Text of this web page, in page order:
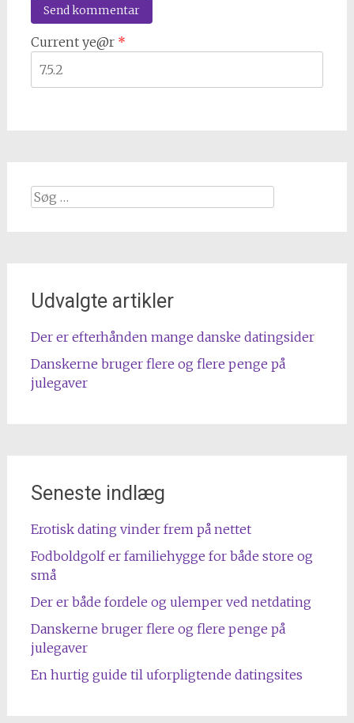
Current ye@r *
Søg
Udvalgte artikler
Der er efterhånden mange danske datingsider
Danskerne bruger flere og flere penge på
julegaver
Seneste indlæg
Erotisk dating vinder frem på nettet
Fodboldgolf er familiehygge for både store og
små
Der er både fordele og ulemper ved netdating
Danskerne bruger flere og flere penge på
julegaver
En hurtig guide til uforpligtende datingsites